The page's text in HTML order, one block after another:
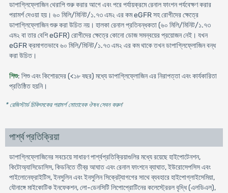
ডাপাগ্লিফ্লোজিন থেরাপি শুরু করার আগে এবং পরে পর্যায়ক্রমে রেনাল ফাংশন পর্যবেক্ষণ করার
পরামর্শ দেওয়া হয়। ৬০ মিলি/মিনিট/১.৭৩ এম২ এর কম eGFR সহ রোগীদের ক্ষেত্রে
ডাপাগ্লিফ্লোজিন শুরু করা উচিত নয়। হালকা রেনাল প্রতিবন্ধকতা (৬০ মিলি/মিনিট/১.৭৩
এম২ বা তার বেশি eGFR) রোগীদের ক্ষেত্রে কোনো ডোজ সমন্বয়ের প্রয়োজন নেই। যখন
eGFR ক্রমাগতভাবে ৬০ মিলি/মিনিট/১.৭৩ এম২ এর কম থাকে তখন ডাপাগ্লিফ্লোজিন বন্ধ
করা উচিত।
শিশু: শিশু এবং কিশোরদের (<১৮ বছর) মধ্যে ডাপাগ্লিফ্লোজিন এর নিরাপত্তা এবং কার্যকারিতা
প্রতিষ্ঠিত হয়নি।
* রেজিস্টার্ড চিকিৎসকের পরামর্শ মোতাবেক ঔষধ সেবন করুন'
পার্শ্ব প্রতিক্রিয়া
ডাপাগ্লিফ্লোজিনের সবচেয়ে সাধারণ পার্শ্বপ্রতিক্রিয়াগুলির মধ্যে রয়েছে হাইপোটেনশন,
কিটোঅ্যাসিডোসিস, কিডনিতে তীব্র আঘাত এবং রেনাল ফাংশনে ব্যাঘাত, ইউরোসেপসিস এবং
পাইলোনেফ্রাইটিস, ইনসুলিন এবং ইনসুলিন সিক্রেট্যাগগের সাথে ব্যবহারে হাইপোগ্লাইসেমিয়া,
যৌনাঙ্গে মাইকোটিক ইনফেকশন, লো-ডেনসিটি লিপোপ্রোটিনের কলেস্ট্রেরল বৃদ্ধি (এলডিএল),